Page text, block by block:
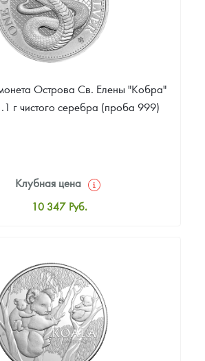
Острова Св. Елены "Кобра"
г чистого серебра (проба 999)
Клубная цена
10 347 Руб.
Цена выкупа
Звоните